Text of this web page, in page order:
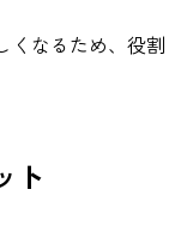
くなるため、役割
ト